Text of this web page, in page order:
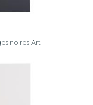
noires Art